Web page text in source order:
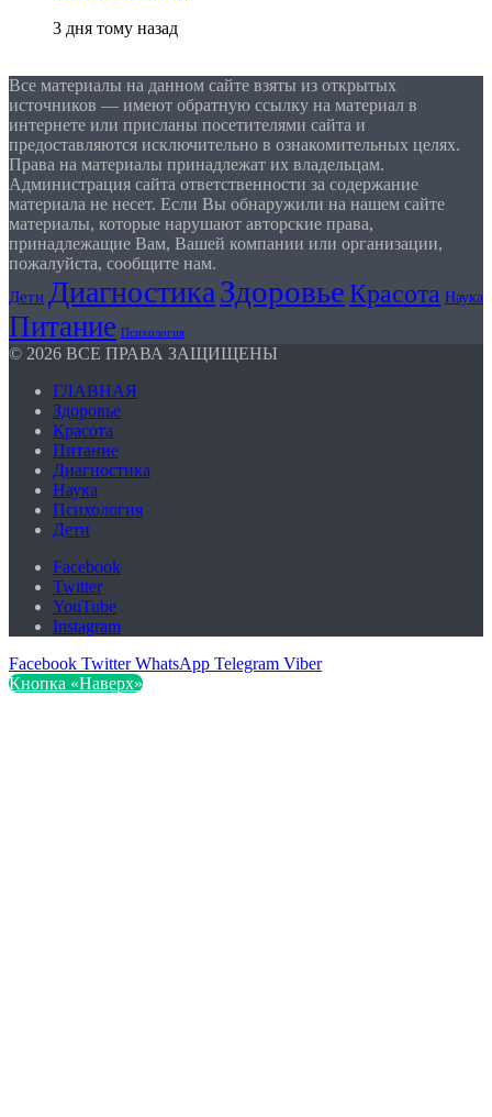
3 дня тому назад
Все материалы на данном сайте взяты из открытых
источников — имеют обратную ссылку на материал в
интернете или присланы посетителями сайта и
предоставляются исключительно в ознакомительных целях.
Права на материалы принадлежат их владельцам.
Администрация сайта ответственности за содержание
материала не несет. Если Вы обнаружили на нашем сайте
материалы, которые нарушают авторские права,
принадлежащие Вам, Вашей компании или организации,
пожалуйста, сообщите нам.
Дети ДиагностикаЗдоровьеКрасота Наука
Питание Психология
© 2026 ВСЕ ПРАВА ЗАЩИЩЕНЫ
ГЛАВНАЯ
Здоровье
Красота
Питание
Диагностика
Наука
Психология
Дети
Facebook
Twitter
YouTube
Instagram
Facebook Twitter WhatsApp Telegram Viber
Кнопка «Наверх»